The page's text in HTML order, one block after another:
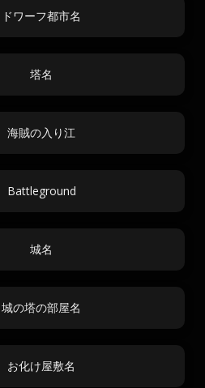
ドワーフ都市名
塔名
海賊の入り江
Battleground
城名
城の塔の部屋名
お化け屋敷名